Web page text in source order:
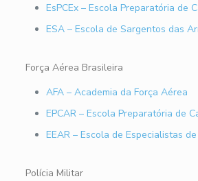
EsPCEx – Escola Preparatória de
ESA – Escola de Sargentos das
Força Aérea Brasileira
AFA – Academia da Força Aérea
EPCAR – Escola Preparatória de
EEAR – Escola de Especialistas
Polícia Militar